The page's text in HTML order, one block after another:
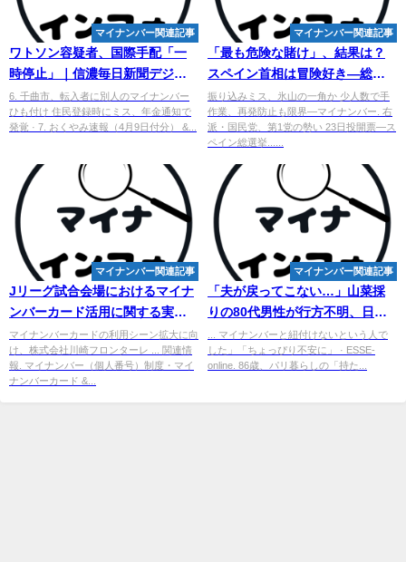
マイナンバー関連記事
ワトソン容疑者、国際手配「一
時停止」｜信濃毎日新聞デジタ
ル 信州・長野県のニュースサイ
ト
6. 千曲市、転入者に別人のマイナンバー
ひも付け 住民登録時にミス、年金通知で
発覚 · 7. おくやみ速報（4月9日付分） &...
マイナンバー関連記事
「最も危険な賭け」、結果は？
スペイン首相は冒険好き―総選
挙 - 時事通信
振り込みミス、氷山の一角か 少人数で手
作業、再発防止も限界―マイナンバー. 右
派・国民党、第1党の勢い 23日投開票―ス
ペイン総選挙......
マイナンバー関連記事
Jリーグ試合会場におけるマイナ
ンバーカード活用に関する実証
実験を開始します - デジタル庁
マイナンバーカードの利用シーン拡大に向
け、株式会社川崎フロンターレ ... 関連情
報. マイナンバー（個人番号）制度・マイ
ナンバーカード &...
マイナンバー関連記事
「夫が戻ってこない…」山菜採
りの80代男性が行方不明、日没
とともに捜索中断（宮城・大崎
市）
... マイナンバーと紐付けないという人で
した」「ちょっぴり不安に」 · ESSE-
online. 86歳、パリ暮らしの「持た...